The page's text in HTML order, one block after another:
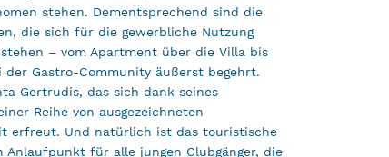
stehen. Dementsprechend sind die
die sich für die gewerbliche Nutzung
– vom Apartment über die Villa bis
Gastro-Community äußerst begehrt.
Gertrudis, das sich dank seines
Reihe von ausgezeichneten
erfreut. Und natürlich ist das touristische
Anlaufpunkt für alle jungen Clubgänger, die